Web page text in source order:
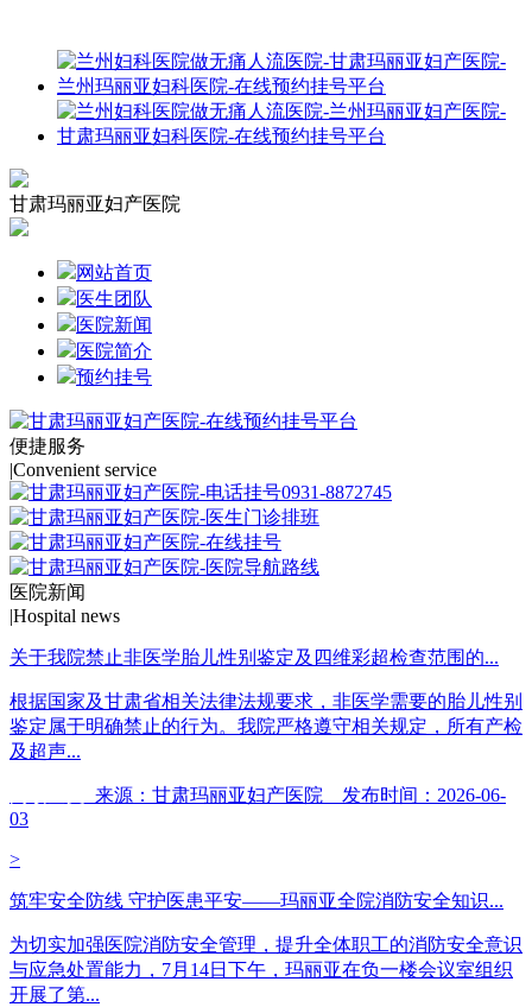
甘肃玛丽亚妇产医院
网站首页
医生团队
医院新闻
医院简介
预约挂号
便捷服务
|Convenient service
医院新闻
|Hospital news
关于我院禁止非医学胎儿性别鉴定及四维彩超检查范围的...
根据国家及甘肃省相关法律法规要求，非医学需要的胎儿性别
鉴定属于明确禁止的行为。我院严格遵守相关规定，所有产检
及超声...
来源：甘肃玛丽亚妇产医院 发布时间：2026-06-
03
>
筑牢安全防线 守护医患平安——玛丽亚全院消防安全知识...
为切实加强医院消防安全管理，提升全体职工的消防安全意识
与应急处置能力，7月14日下午，玛丽亚在负一楼会议室组织
开展了第...